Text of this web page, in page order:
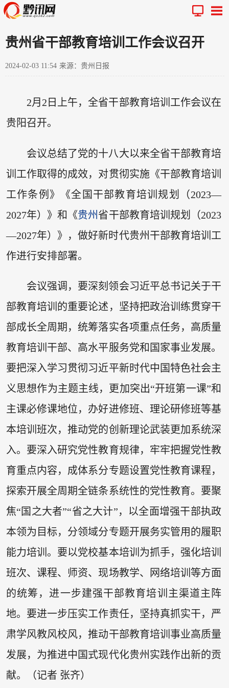
贵州省干部教育培训工作会议召开
2024-02-03 11:54 来源：贵州日报
2月2日上午，全省干部教育培训工作会议在
贵阳召开。
会议总结了党的十八大以来全省干部教育培
训工作取得的成效，对贯彻实施《干部教育培训
工作条例》《全国干部教育培训规划（2023—
2027年）》和《贵州 省干部教育培训规划（2023
—2027年）》，做好新时代贵州干部教育培训工
作进行安排部署。
会议强调，要深刻领会习近平总书记关于干
部教育培训的重要论述，坚持把政治训练贯穿干
部成长全周期，统筹落实各项重点任务，高质量
教育培训干部、高水平服务党和国家事业发展。
要把深入学习贯彻习近平新时代中国特色社会主
义思想作为主题主线，更加突出“开班第一课”和
主课必修课地位，办好进修班、理论研修班等基
本培训班次，推动党的创新理论武装更加系统深
入。要深入研究党性教育规律，牢牢把握党性教
育重点内容，成体系分专题设置党性教育课程，
探索开展全周期全链条系统性的党性教育。要聚
焦“国之大者”“省之大计”，以全面增强干部执政
本领为目标，分领域分专题开展务实管用的履职
能力培训。要以党校基本培训为抓手，强化培训
班次、课程、师资、现场教学、网络培训等方面
的统筹，进一步建强干部教育培训主渠道主阵
地。要进一步压实工作责任，坚持真抓实干，严
肃学风教风校风，推动干部教育培训事业高质量
发展，为推进中国式现代化贵州实践作出新的贡
献。（记者 张齐）